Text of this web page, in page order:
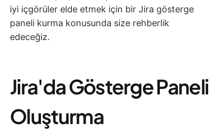
iyi içgörüler elde etmek için bir Jira gösterge
paneli kurma konusunda size rehberlik
edeceğiz.
Jira'da Gösterge Paneli
Oluşturma